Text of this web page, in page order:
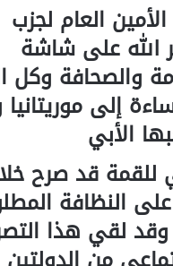
العام لجزب
الله على شاشة
والصحافة وكل
إلى
الأبي
للقمة قد صرح
النظافة
وقد لقي هذا